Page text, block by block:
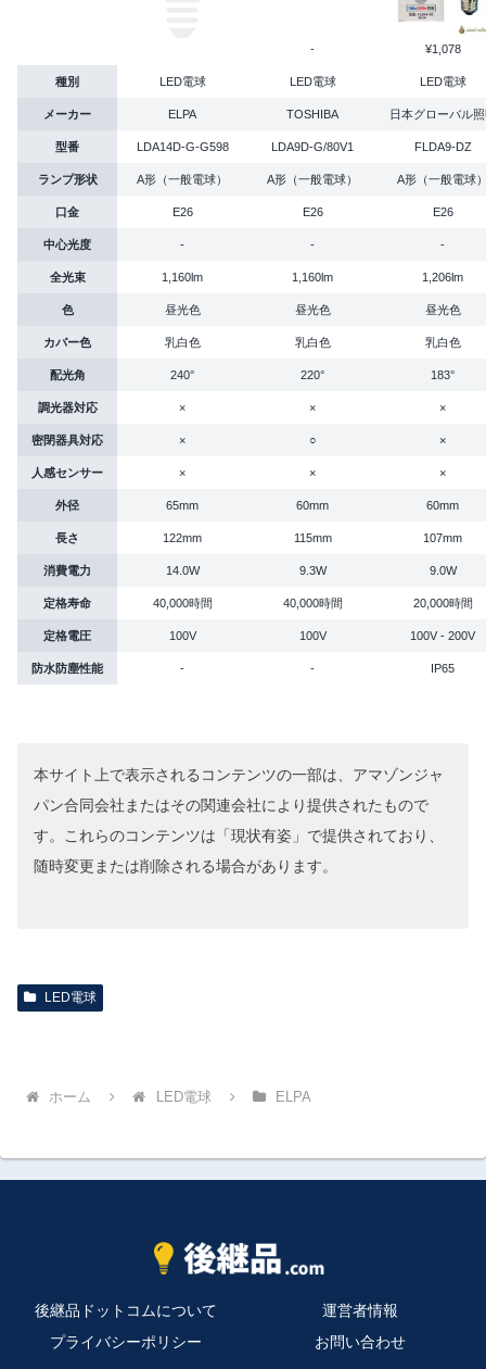
- ¥1,078
種別 LED電球 LED電球 LED電球
メーカー ELPA TOSHIBA 日本グローバル
型番 LDA14D-G-G598 LDA9D-G/80V1 FLDA9-DZ
ランプ形状 A形（一般電球） A形（一般電球） A形（一般電球
口金 E26 E26 E26
中心光度 - - -
全光束 1,160lm 1,160lm 1,206lm
色 昼光色 昼光色 昼光色
カバー色 乳白色 乳白色 乳白色
配光角 240° 220° 183°
調光器対応 × × ×
密閉器具対応 × ○ ×
人感センサー × × ×
外径 65mm 60mm 60mm
長さ 122mm 115mm 107mm
消費電力 14.0W 9.3W 9.0W
定格寿命 40,000時間 40,000時間 20,000時間
定格電圧 100V 100V 100V - 200V
防水防塵性能 - - IP65
本サイト上で表示されるコンテンツの一部は、アマゾンジャ
パン合同会社またはその関連会社により提供されたもので
す。これらのコンテンツは「現状有姿」で提供されており、
随時変更または削除される場合があります。
LED電球
ホーム LED電球 ELPA
後継品ドットコムについて
運営者情報
プライバシーポリシー
お問い合わせ